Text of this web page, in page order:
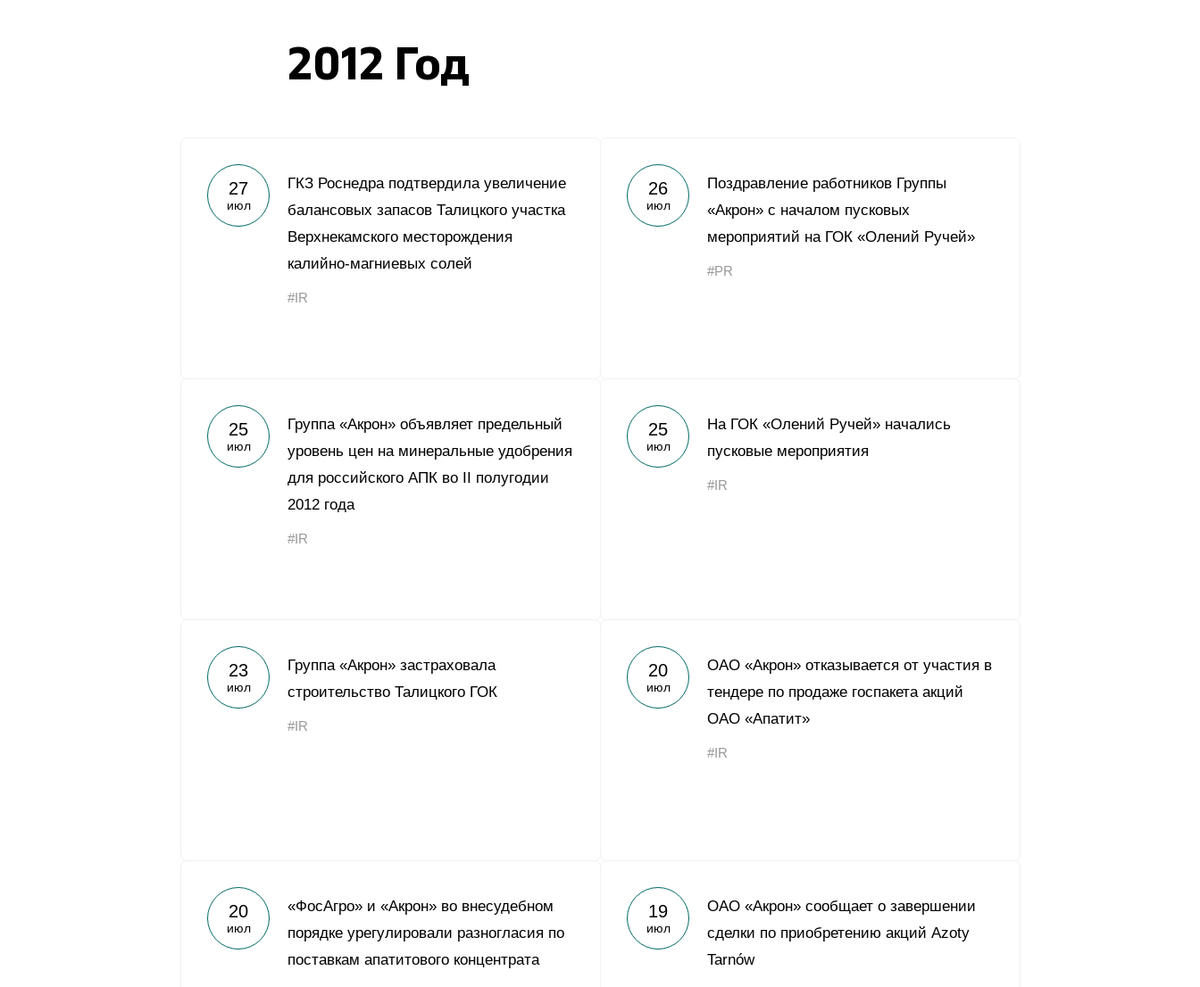
2012 Год
27
июл
ГКЗ Роснедра подтвердила увеличение
балансовых запасов Талицкого участка
Верхнекамского месторождения
калийно-магниевых солей
#IR
26
июл
Поздравление работников Группы
«Акрон» с началом пусковых
мероприятий на ГОК «Олений Ручей»
#PR
25
июл
Группа «Акрон» объявляет предельный
уровень цен на минеральные удобрения
для российского АПК во II полугодии
2012 года
#IR
25
июл
На ГОК «Олений Ручей» начались
пусковые мероприятия
#IR
23
июл
Группа «Акрон» застраховала
строительство Талицкого ГОК
#IR
20
июл
ОАО «Акрон» отказывается от участия в
тендере по продаже госпакета акций
ОАО «Апатит»
#IR
20
июл
«ФосАгро» и «Акрон» во внесудебном
порядке урегулировали разногласия по
поставкам апатитового концентрата
19
июл
ОАО «Акрон» сообщает о завершении
сделки по приобретению акций Azoty
Tarnów